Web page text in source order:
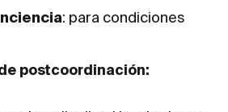
: para condiciones
postcoordinación: